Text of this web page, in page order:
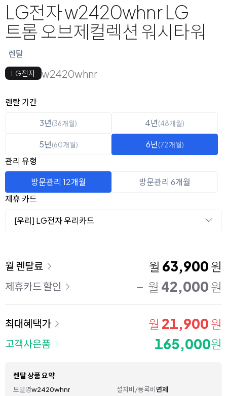
LG전자 w2420whnr LG
트롬 오브제컬렉션 워시타워
렌탈
LG전자 w2420whnr
옵션 선택
렌탈 선택
렌탈 기간
3년(36개월) 4년(48개월)
5년(60개월) 6년(72개월)
관리 유형
방문관리 12개월
방문관리 6개월
제휴 카드
[우리] LG전자 우리카드
이용 요금
월 렌탈료 월 63,900 원
제휴카드 할인 월 42,000 원
최대혜택가 월 21,900 원
고객사은품 165,000원
렌탈 상품 요약
모델명w2420whnr 설치비/등록비면제